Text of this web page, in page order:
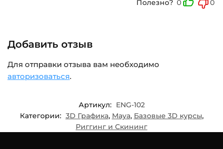
Полезно? 0 0
Добавить отзыв
Для отправки отзыва вам необходимо
авторизоваться.
Артикул: ENG-102
Категории: 3D Графика, Maya, Базовые 3D курсы,
Риггинг и Скининг